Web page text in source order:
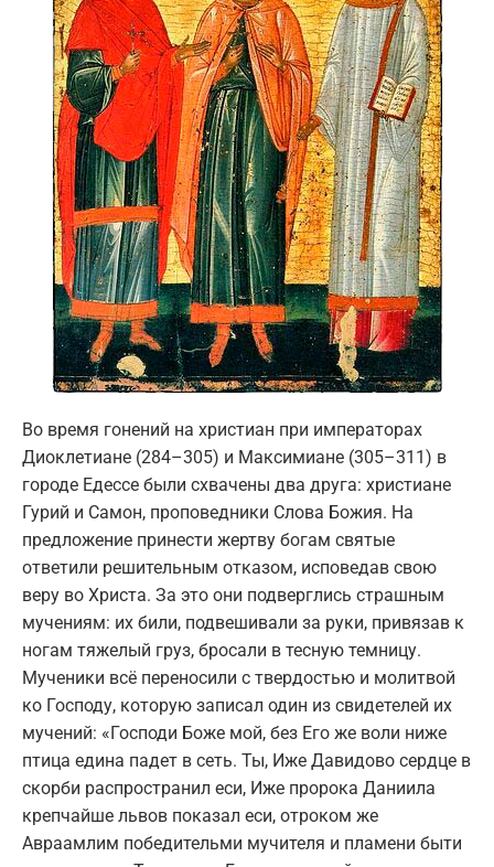
Во время гонений на христиан при императорах
Диоклетиане (284–305) и Максимиане (305–311) в
городе Едессе были схвачены два друга: христиане
Гурий и Самон, проповедники Слова Божия. На
предложение принести жертву богам святые
ответили решительным отказом, исповедав свою
веру во Христа. За это они подверглись страшным
мучениям: их били, подвешивали за руки, привязав к
ногам тяжелый груз, бросали в тесную темницу.
Мученики всё переносили с твердостью и молитвой
ко Господу, которую записал один из свидетелей их
мучений: «Господи Боже мой, без Его же воли ниже
птица едина падет в сеть. Ты, Иже Давидово сердце в
скорби распространил еси, Иже пророка Даниила
крепчайше львов показал еси, отроком же
Авраамлим победительми мучителя и пламени быти